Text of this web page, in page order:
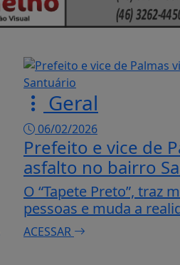
Geral
06/02/2026
Prefeito e vice de
asfalto no bairro
O “Tapete Preto”, traz
pessoas e muda a
ACESSAR